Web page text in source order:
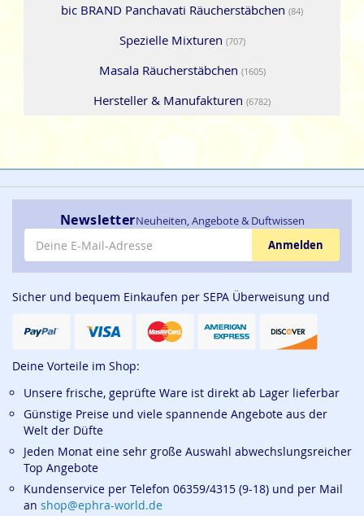
bic BRAND Panchavati Räucherstäbchen (84)
Spezielle Mixturen (707)
Masala Räucherstäbchen (1605)
Hersteller & Manufakturen (6782)
NewsletterNeuheiten, Angebote & Duftwissen
E-Mail-Adresse
Anmelden
Sicher und bequem Einkaufen per SEPA Überweisung und
Deine Vorteile im Shop:
Unsere frische, geprüfte Ware ist direkt ab Lager lieferbar
Günstige Preise und viele spannende Angebote aus der
Welt der Düfte
Jeden Monat eine sehr große Auswahl abwechslungsreicher
Top Angebote
Kundenservice per Telefon 06359/4315 (9-18) und per Mail
an shop@ephra-world.de